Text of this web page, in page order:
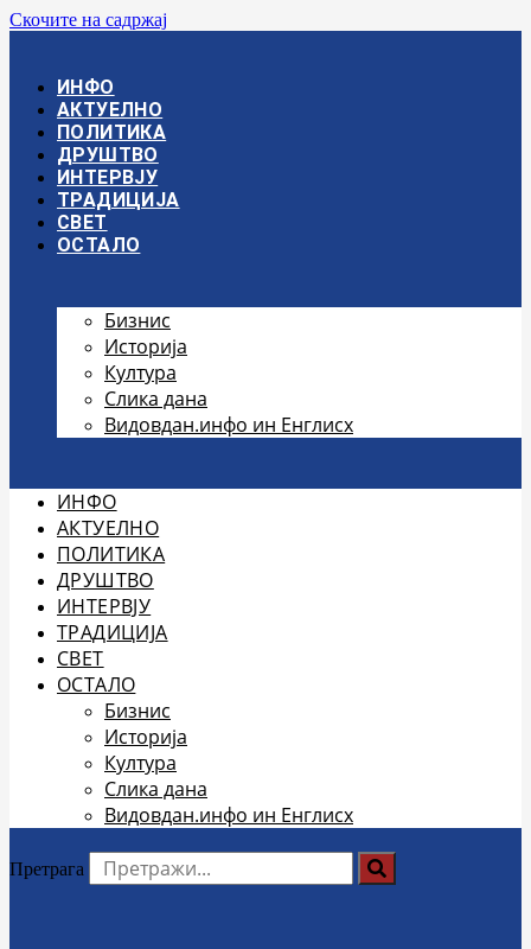
Скочите на садржај
ИНФО
АКТУЕЛНО
ПОЛИТИКА
ДРУШТВО
ИНТЕРВЈУ
ТРАДИЦИЈА
СВЕТ
ОСТАЛО
Бизнис
Историја
Култура
Слика дана
Видовдан.инфо ин Енглисх
ИНФО
АКТУЕЛНО
ПОЛИТИКА
ДРУШТВО
ИНТЕРВЈУ
ТРАДИЦИЈА
СВЕТ
ОСТАЛО
Бизнис
Историја
Култура
Слика дана
Видовдан.инфо ин Енглисх
Претрага